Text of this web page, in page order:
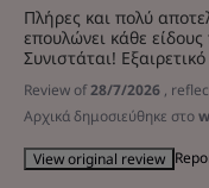
Πλήρες και πολύ
επουλώνει κάθε
Συνιστάται! Εξαιρετικό
Review of28/7/2026 ,
Αρχικά δημοσιεύθηκε στο
View original review